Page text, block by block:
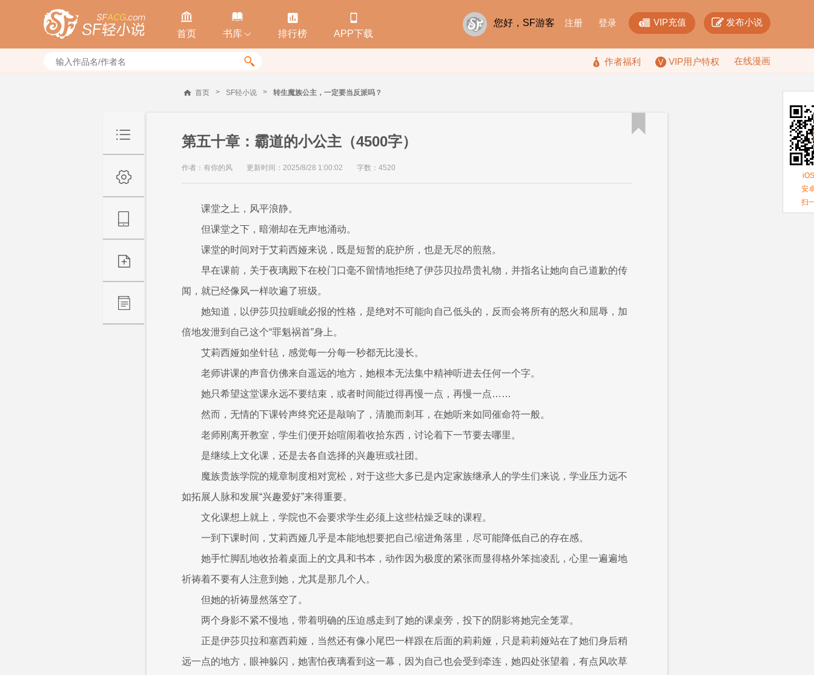

首页

书库 

排行榜

APP下载
您好，SF游客 注册 登录  VIP充值  发布小说
  作者福利 VIP用户特权 在线漫画
首页 > SF轻小说 > 转生魔族公主，一定要当反派吗？
第五十章：霸道的小公主（4500字）
作者：有你的风 更新时间：2025/8/28 1:00:02 字数：4520
课堂之上，风平浪静。
但课堂之下，暗潮却在无声地涌动。
课堂的时间对于艾莉西娅来说，既是短暂的庇护所，也是无尽的煎熬。
早在课前，关于夜璃殿下在校门口毫不留情地拒绝了伊莎贝拉昂贵礼物，并指名让她向自己道歉的传
闻，就已经像风一样吹遍了班级。
她知道，以伊莎贝拉睚眦必报的性格，是绝对不可能向自己低头的，反而会将所有的怒火和屈辱，加
倍地发泄到自己这个“罪魁祸首”身上。
艾莉西娅如坐针毡，感觉每一分每一秒都无比漫长。
老师讲课的声音仿佛来自遥远的地方，她根本无法集中精神听进去任何一个字。
她只希望这堂课永远不要结束，或者时间能过得再慢一点，再慢一点……
然而，无情的下课铃声终究还是敲响了，清脆而刺耳，在她听来如同催命符一般。
老师刚离开教室，学生们便开始喧闹着收拾东西，讨论着下一节要去哪里。
是继续上文化课，还是去各自选择的兴趣班或社团。
魔族贵族学院的规章制度相对宽松，对于这些大多已是内定家族继承人的学生们来说，学业压力远不
如拓展人脉和发展“兴趣爱好”来得重要。
文化课想上就上，学院也不会要求学生必须上这些枯燥乏味的课程。
一到下课时间，艾莉西娅几乎是本能地想要把自己缩进角落里，尽可能降低自己的存在感。
她手忙脚乱地收拾着桌面上的文具和书本，动作因为极度的紧张而显得格外笨拙凌乱，心里一遍遍地
祈祷着不要有人注意到她，尤其是那几个人。
但她的祈祷显然落空了。
两个身影不紧不慢地，带着明确的压迫感走到了她的课桌旁，投下的阴影将她完全笼罩。
正是伊莎贝拉和塞西莉娅，当然还有像小尾巴一样跟在后面的莉莉娅，只是莉莉娅站在了她们身后稍
远一点的地方，眼神躲闪，她害怕夜璃看到这一幕，因为自己也会受到牵连，她四处张望着，有点风吹草

安
扫